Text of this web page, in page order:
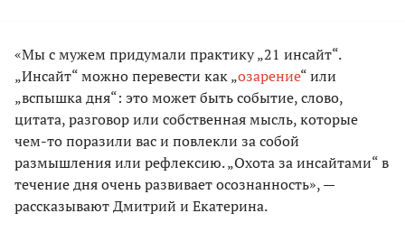
«Мы с мужем придумали практику „21 инсайт“.
„Инсайт“ можно перевести как „озарение“ или
„вспышка дня“: это может быть событие, слово,
цитата, разговор или собственная мысль, которые
чем-то поразили вас и повлекли за собой
размышления или рефлексию. „Охота за инсайтами“ в
течение дня очень развивает осознанность», —
рассказывают Дмитрий и Екатерина.